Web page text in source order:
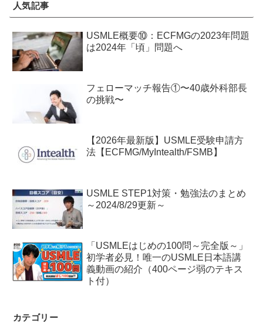
人気記事
USMLE概要⑩：ECFMGの2023年問題
は2024年「頃」問題へ
フェローマッチ報告①〜40歳外科部長
の挑戦〜
【2026年最新版】USMLE受験申請方
法【ECFMG/MyIntealth/FSMB】
USMLE STEP1対策・勉強法のまとめ
～2024/8/29更新～
「USMLEはじめの100問～完全版～」
初学者必見！唯一のUSMLE日本語講
義動画の紹介（400ページ弱のテキス
ト付）
カテゴリー